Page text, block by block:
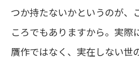
つか持たないかというのが、
ころでもありますから。実際
贋作ではなく、実在しない世